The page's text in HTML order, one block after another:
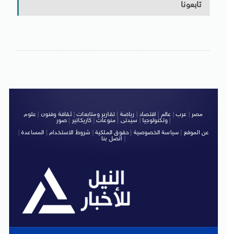
تابعونا
مصر عرب عالم اقتصاد رياضة |تقارير ومتابعات|ثقافة وفنون
علوم
وتكنولوجيا| سيدتى منوعات كاريكاتير صور
|
عن الموقع
سياسة الخصوصية حقوق الملكية شروط الاستخدام| المساعدة|
اتصل بنا